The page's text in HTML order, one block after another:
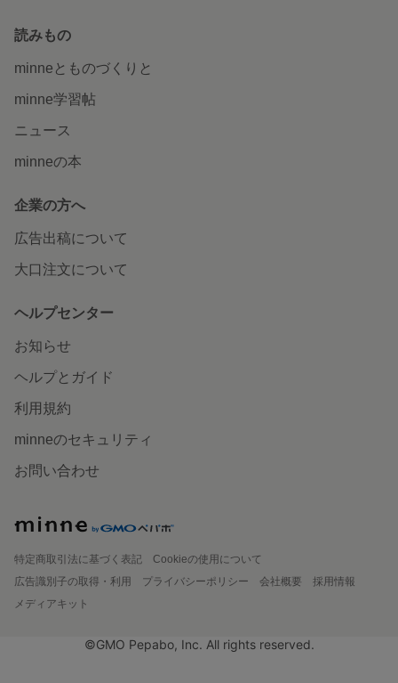
読みもの
minneとものづくりと
minne学習帖
ニュース
minneの本
企業の方へ
広告出稿について
大口注文について
ヘルプセンター
お知らせ
ヘルプとガイド
利用規約
minneのセキュリティ
お問い合わせ
特定商取引法に基づく表記
Cookieの使用について
広告識別子の取得・利用
プライバシーポリシー 会社概要
採用情報
メディアキット
©GMO Pepabo, Inc. All rights reserved.